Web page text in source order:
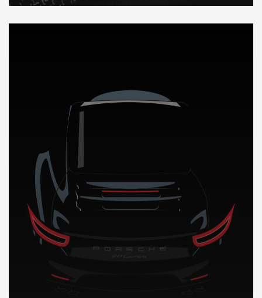
DÉCOUVREZ NOTRE IMPORTATION AUTO en Guinee